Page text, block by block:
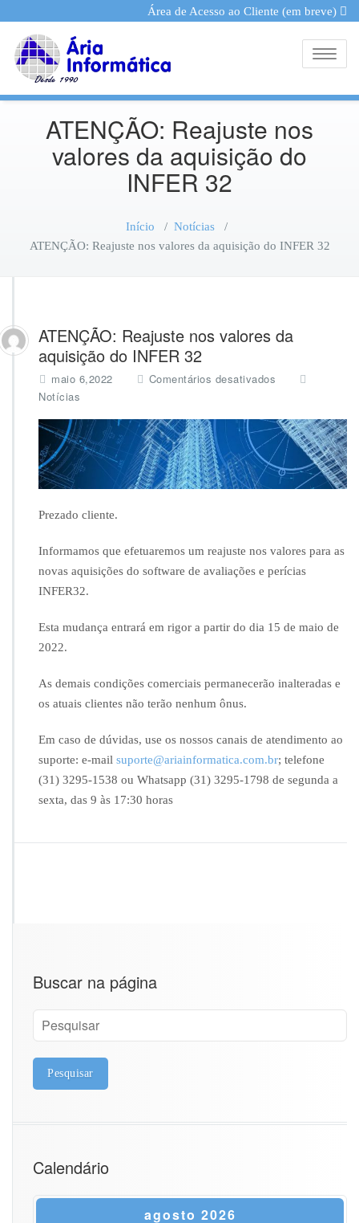
Área de Acesso ao Cliente (em breve)
ATENÇÃO: Reajuste nos
valores da aquisição do
INFER 32
Início / Notícias/
ATENÇÃO: Reajuste nos valores da aquisição do INFER 32
ATENÇÃO: Reajuste nos valores da
aquisição do INFER 32
maio 6,2022 Comentários desativados
T
E
N
Ç
Ã
a
j
e
s
o
r
e
a
Notícias
Prezado cliente.
Informamos que efetuaremos um reajuste nos valores para as
novas aquisições do software de avaliações e perícias
INFER32.
Esta mudança entrará em rigor a partir do dia 15 de maio de
2022.
As demais condições comerciais permanecerão inalteradas e
os atuais clientes não terão nenhum ônus.
Em caso de dúvidas, use os nossos canais de atendimento ao
suporte: e-mail suporte@ariainformatica.com.br; telefone
(31) 3295-1538 ou Whatsapp (31) 3295-1798 de segunda a
sexta, das 9 às 17:30 horas
Buscar na página
Calendário
agosto 2026